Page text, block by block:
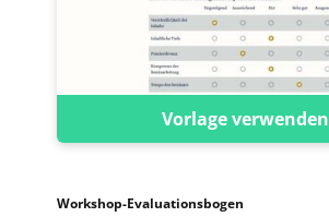
Vorlage verwenden
Workshop-Evaluationsbogen